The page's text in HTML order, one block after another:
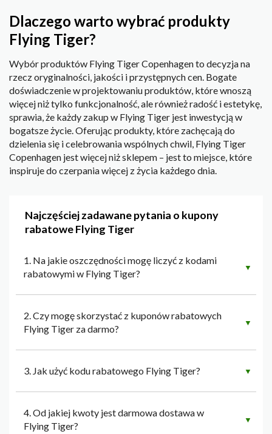
Dlaczego warto wybrać produkty
Flying Tiger?
Wybór produktów Flying Tiger Copenhagen to decyzja na
rzecz oryginalności, jakości i przystępnych cen. Bogate
doświadczenie w projektowaniu produktów, które wnoszą
więcej niż tylko funkcjonalność, ale również radość i estetykę,
sprawia, że każdy zakup w Flying Tiger jest inwestycją w
bogatsze życie. Oferując produkty, które zachęcają do
dzielenia się i celebrowania wspólnych chwil, Flying Tiger
Copenhagen jest więcej niż sklepem – jest to miejsce, które
inspiruje do czerpania więcej z życia każdego dnia.
Najczęściej zadawane pytania o kupony
rabatowe Flying Tiger
1. Na jakie oszczędności mogę liczyć z kodami
rabatowymi w Flying Tiger?
▼
2. Czy mogę skorzystać z kuponów rabatowych
Flying Tiger za darmo?
▼
3. Jak użyć kodu rabatowego Flying Tiger? ▼
4. Od jakiej kwoty jest darmowa dostawa w
Flying Tiger?
▼